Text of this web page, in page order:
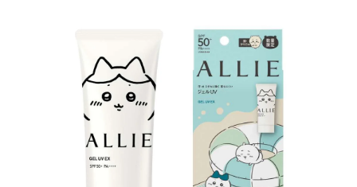
SPUR読者のためのメンバーシッププログラム
「The SPUR Club」。
便利な機能と特典を無料で楽し
ログイン・新規会員登録